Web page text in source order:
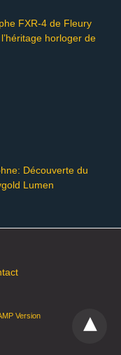
FXR-4 de Fleury
horloger de
Découverte du
Lumen
Version